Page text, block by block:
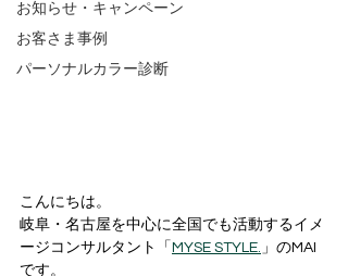
お知らせ・キャンペーン
お客さま事例
パーソナルカラー診断
こんにちは。
岐阜・名古屋を中心に全国でも活動するイメ
ージコンサルタント「 MYSE STYLE. 」のMAI
です。